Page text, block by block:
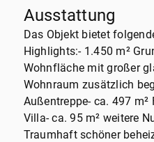
Ausstattung
Das Objekt bietet
Highlights:- 1.450 m²
Wohnfläche mit großer
Wohnraum zusätzlich
Außentreppe- ca. 497
Villa- ca. 95 m² weitere
Traumhaft schöner